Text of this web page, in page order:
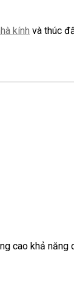
kính và thúc
cao khả